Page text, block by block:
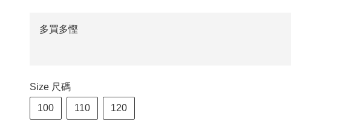
多買多慳
Size 尺碼
100 110 120